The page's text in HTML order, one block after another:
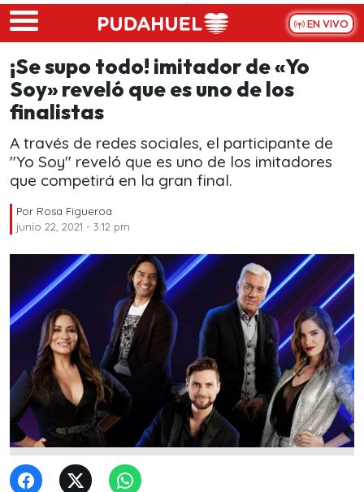
Skip to main content
EN VIVO
¡Se supo todo! imitador de «Yo
Soy» reveló que es uno de los
finalistas
A través de redes sociales, el participante de
"Yo Soy" reveló que es uno de los imitadores
que competirá en la gran final.
Por Rosa Figueroa
junio 22, 2021 - 3:12 pm